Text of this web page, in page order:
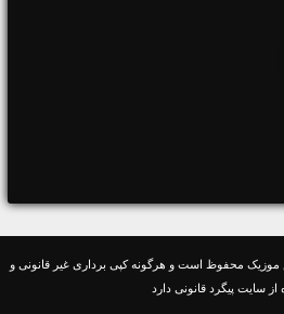
محفوظ است و هرگونه کپی برداری غیر قانونی و
از سایت پیگرد قانونی دارد